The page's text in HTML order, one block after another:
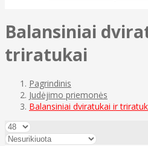
Balansiniai
triratukai
Pagrindinis
Judėjimo priemonės
Balansiniai dviratukai ir